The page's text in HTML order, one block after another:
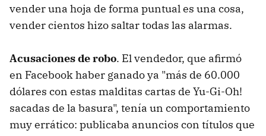
vender una hoja de forma puntual es una cosa,
vender cientos hizo saltar todas las alarmas.
Acusaciones de robo. El vendedor, que afirmó
en Facebook haber ganado ya "más de 60.000
dólares con estas malditas cartas de Yu-Gi-Oh!
sacadas de la basura", tenía un comportamiento
muy errático: publicaba anuncios con títulos que